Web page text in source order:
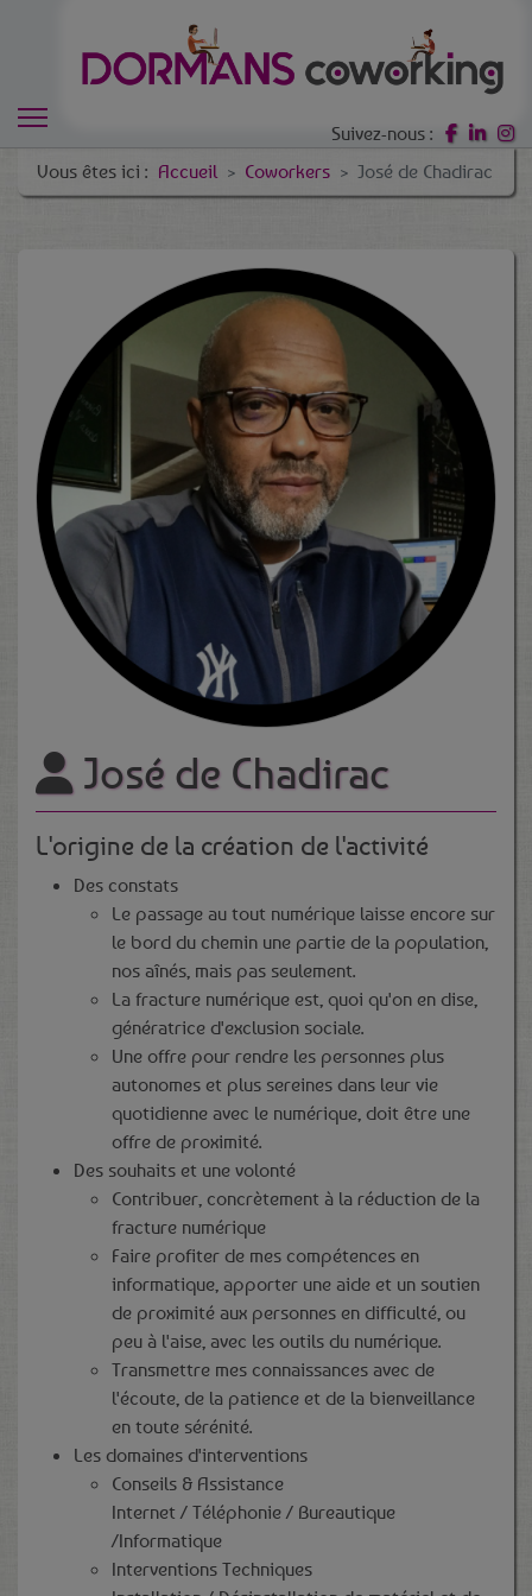
Suivez-nous :
Vous êtes ici : Accueil Coworkers José de Chadirac
José de Chadirac
L'origine de la création de l'activité
Des constats
Le passage au tout numérique laisse encore sur
le bord du chemin une partie de la population,
nos aînés, mais pas seulement.
La fracture numérique est, quoi qu'on en dise,
génératrice d'exclusion sociale.
Une offre pour rendre les personnes plus
autonomes et plus sereines dans leur vie
quotidienne avec le numérique, doit être une
offre de proximité.
Des souhaits et une volonté
Contribuer, concrètement à la réduction de la
fracture numérique
Faire profiter de mes compétences en
informatique, apporter une aide et un soutien
de proximité aux personnes en difficulté, ou
peu à l'aise, avec les outils du numérique.
Transmettre mes connaissances avec de
l'écoute, de la patience et de la bienveillance
en toute sérénité.
Les domaines d'interventions
Conseils & Assistance
Internet / Téléphonie / Bureautique
/Informatique
Interventions Techniques